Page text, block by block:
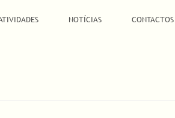
NOTÍCIAS CONTACTOS